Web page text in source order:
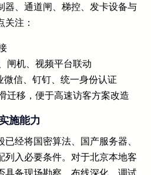
器、通道闸、梯控、发卡设备与
注：
闸机、视频平台联动
微信、钉钉、统一身份认证
迁移，便于高速访客方案改造
施能力
经将国密算法、国产服务器、
列入必要条件。对于北京本地客